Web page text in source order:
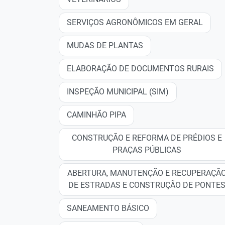
SERVIÇOS AGRONÔMICOS EM GERAL
MUDAS DE PLANTAS
ELABORAÇÃO DE DOCUMENTOS RURAIS
INSPEÇÃO MUNICIPAL (SIM)
CAMINHÃO PIPA
CONSTRUÇÃO E REFORMA DE PRÉDIOS E
PRAÇAS PÚBLICAS
ABERTURA, MANUTENÇÃO E
DE ESTRADAS E CONSTRUÇÃO DE PONTES
SANEAMENTO BÁSICO